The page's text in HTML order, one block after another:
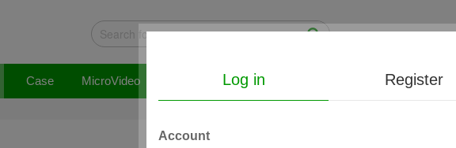
Case MicroVideo Video Course
Log in Register
Account